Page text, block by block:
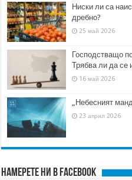
Ниски ли са
дребно?
25 май 2026
Господстващо
Трябва ли да се
16 май 2026
„Небесният
23 април 2026
Намерете ни в FACEBOOK